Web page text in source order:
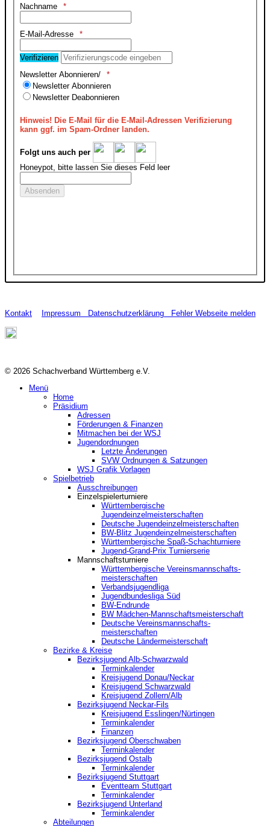
Nachname
E-Mail-Adresse
Verifizieren
Newsletter Abonnieren/
Newsletter Abonnieren
Newsletter Deabonnieren
Hinweis! Die E-Mail für die E-Mail-Adressen Verifizierung
kann ggf. im Spam-Ordner landen.
Folgt uns auch per
Honeypot, bitte lassen Sie dieses Feld leer
Kontakt Impressum Datenschutzerklärung Fehler Webseite melden
© 2026 Schachverband Württemberg e.V.
Menü
Home
Präsidium
Adressen
Förderungen & Finanzen
Mitmachen bei der WSJ
Jugendordnungen
Letzte Änderungen
SVW Ordnungen & Satzungen
WSJ Grafik Vorlagen
Spielbetrieb
Ausschreibungen
Einzelspielerturniere
Württembergische
Jugendeinzelmeisterschaften
Deutsche Jugendeinzelmeisterschaften
BW-Blitz Jugendeinzelmeisterschaften
Württembergische Spaß-Schachturniere
Jugend-Grand-Prix Turnierserie
Mannschaftsturniere
Württembergische Vereinsmannschafts-
meisterschaften
Verbandsjugendliga
Jugendbundesliga Süd
BW-Endrunde
BW Mädchen-Mannschaftsmeisterschaft
Deutsche Vereinsmannschafts-
meisterschaften
Deutsche Ländermeisterschaft
Bezirke & Kreise
Bezirksjugend Alb-Schwarzwald
Terminkalender
Kreisjugend Donau/Neckar
Kreisjugend Schwarzwald
Kreisjugend Zollern/Alb
Bezirksjugend Neckar-Fils
Kreisjugend ‎Esslingen/Nürtingen
Terminkalender
Finanzen
Bezirksjugend Oberschwaben
Terminkalender
Bezirksjugend Ostalb
Terminkalender
Bezirksjugend Stuttgart
‎Eventteam Stuttgart
Terminkalender
Bezirksjugend Unterland
Terminkalender
Abteilungen